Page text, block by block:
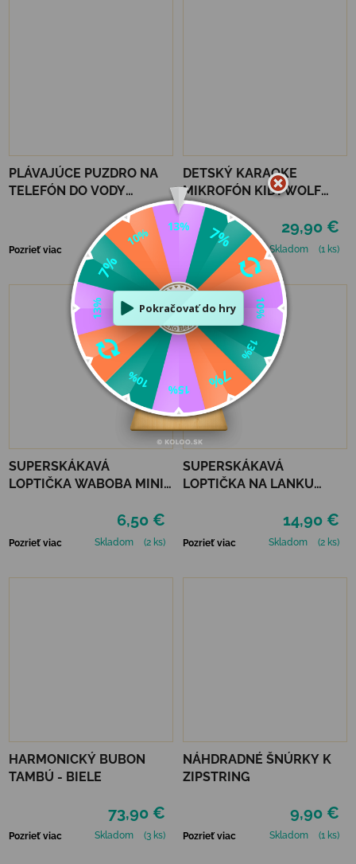
PLÁVAJÚCE PUZDRO NA
TELEFÓN DO VODY
LEGAMI - TROPICANA
17,90 €
Pozrieť viac Skladom (1 ks)
DETSKÝ KARAOKE
MIKROFÓN KIDYWOLF
KIDYMIC - MODRÝ
29,90 €
Pozrieť viac Skladom (1 ks)
SUPERSKÁKAVÁ
LOPTIČKA WABOBA MINI
6,50 €
Pozrieť viac Skladom (2 ks)
SUPERSKÁKAVÁ
LOPTIČKA NA LANKU
MOONSHINE - RED
14,90 €
Pozrieť viac Skladom (2 ks)
HARMONICKÝ BUBON
TAMBÚ - BIELE
73,90 €
Pozrieť viac Skladom (3 ks)
NÁHDRADNÉ ŠNÚRKY K
ZIPSTRING
9,90 €
Pozrieť viac Skladom (1 ks)